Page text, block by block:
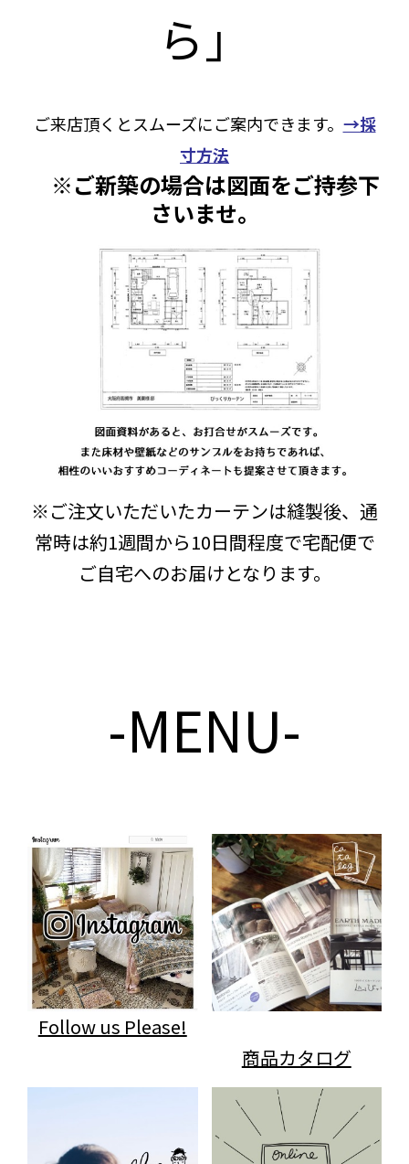
ら」
ご来店頂くとスムーズにご案内できます。 →採
寸方法
※ご新築の場合は図面をご持参下
さいませ。
※ご注文いただいたカーテンは縫製後、通
常時は約1週間から10日間程度で宅配便で
ご自宅へのお届けとなります。
-MENU-
Follow us Please!
商品カタログ